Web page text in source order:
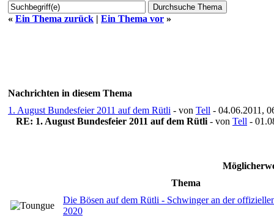
« Ein Thema zurück | Ein Thema vor »
Nachrichten in diesem Thema
1. August Bundesfeier 2011 auf dem Rütli - von Tell - 04.06.2011,
RE: 1. August Bundesfeier 2011 auf dem Rütli - von Tell -
Thema
Die Bösen auf dem Rütli - Schwinger an der
2020